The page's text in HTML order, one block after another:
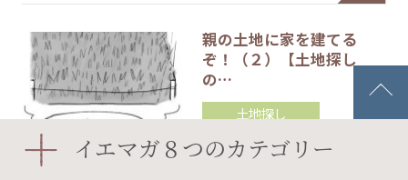
親の土地に家を建てる
ぞ！（２）【土地探し
の…
土地探し
2023.12.08
イエマガ８つのカテゴリー